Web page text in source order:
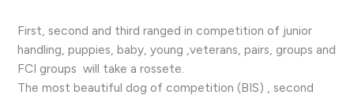
First, second and third ranged in competition of junior
handling, puppies, baby, young ,veterans, pairs, groups and
FCI groups will take a rossete.
The most beautiful dog of competition (BIS) , second